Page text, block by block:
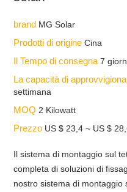
brand MG Solar
Prodotti di origineCina
Il Tempo di consegna7
La capacità di
settimana
MOQ 2 Kilowatt
Prezzo US $ 23,4 ~ US $
Il sistema di montaggio sul
completa di soluzioni di
nostro sistema di